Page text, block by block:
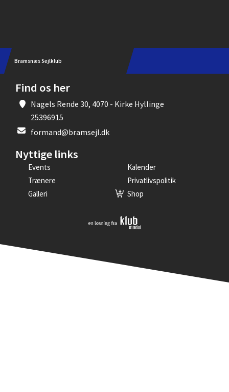
Bramsnæs Sejlklub
Find os her
Nagels Rende 30, 4070 - Kirke Hyllinge
25396915
formand@bramsejl.dk
Nyttige links
Events
Kalender
Trænere
Privatlivspolitik
Galleri
Shop